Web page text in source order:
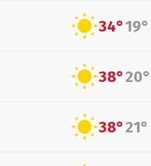
34°19°
38°20°
38°21°